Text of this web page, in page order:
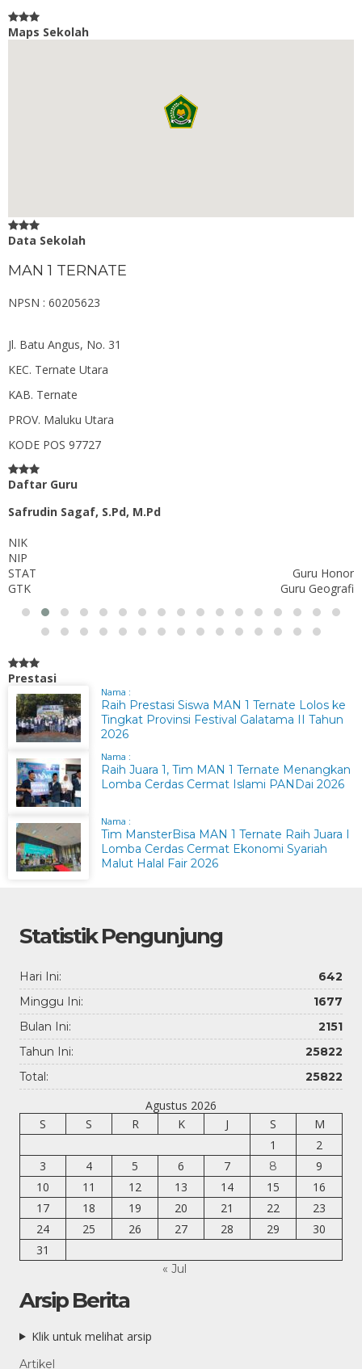
Maps Sekolah
Data Sekolah
MAN 1 TERNATE
NPSN : 60205623
Jl. Batu Angus, No. 31
KEC. Ternate Utara
KAB. Ternate
PROV. Maluku Utara
KODE POS 97727
Daftar Guru
Safrudin Sagaf, S.Pd, M.Pd
NIK
NIP
STAT
Guru Honor
GTK
Guru Geografi
Prestasi
Nama :
Raih Prestasi Siswa MAN 1 Ternate Lolos ke
Tingkat Provinsi Festival Galatama II Tahun
2026
Nama :
Raih Juara 1, Tim MAN 1 Ternate Menangkan
Lomba Cerdas Cermat Islami PANDai 2026
Nama :
Tim MansterBisa MAN 1 Ternate Raih Juara I
Lomba Cerdas Cermat Ekonomi Syariah
Malut Halal Fair 2026
Statistik Pengunjung
Hari Ini:
642
Minggu Ini:
1677
Bulan Ini:
2151
Tahun Ini:
25822
Total:
25822
Agustus 2026
S
S R K J S
M
1
2
3
4 5 6 7 8
9
10
11 12 13 14 15
16
17
18 19 20 21 22
23
24
25 26 27 28 29
30
31
« Jul
Arsip Berita
Klik untuk melihat arsip
Artikel